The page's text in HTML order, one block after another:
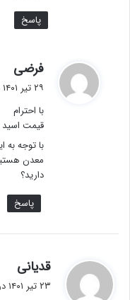
پاسخ
فرضی
ف
۲۹ تیر ۱۴۰۱ در ۱۱:۳۶ ب٫ظ
با احترام
قیمت
با توجه به
معدن
دارید؟
پاسخ
قدیانی
ف
۲۳ تیر ۱۴۰۱ در ۱۱:۲۸ ب٫ظ